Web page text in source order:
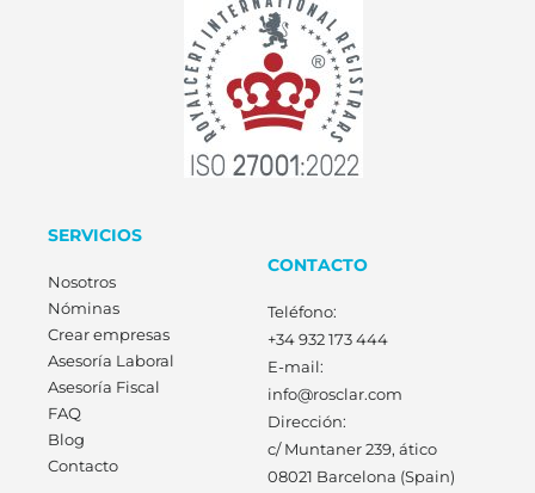
SERVICIOS
Nosotros
Nóminas
Crear empresas
Asesoría Laboral
Asesoría Fiscal
FAQ
Blog
Contacto
CONTACTO
Teléfono:
+34 932 173 444
E-mail:
info@rosclar.com
Dirección:
c/ Muntaner 239, ático
08021 Barcelona (Spain)